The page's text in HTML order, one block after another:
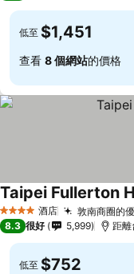
低至 $1,451
查看 8 個網站的價格
4 星級 酒店 敦南商圈的
Taipei Fullerton
8.3 很好 5,999 距離
低至 $752